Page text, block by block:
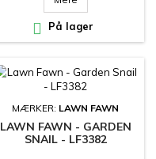
 På lager
MÆRKER: LAWN FAWN
LAWN FAWN - GARDEN
SNAIL - LF3382